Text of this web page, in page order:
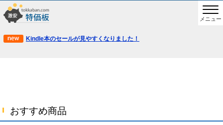
メニュー
Kindle本のセールが見やすくなりました！
おすすめ商品